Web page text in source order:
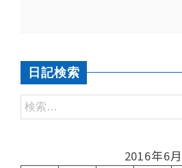
日記検索
2016年6月